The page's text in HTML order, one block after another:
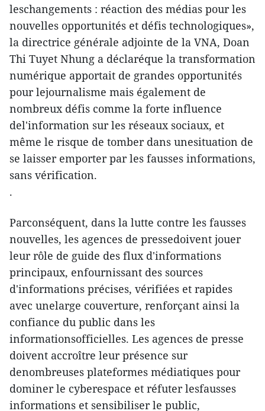
leschangements : réaction des médias pour les
nouvelles opportunités et défis technologiques»,
la directrice générale adjointe de la VNA, Doan
Thi Tuyet Nhung a déclaréque la transformation
numérique apportait de grandes opportunités
pour lejournalisme mais également de
nombreux défis comme la forte influence
del'information sur les réseaux sociaux, et
même le risque de tomber dans unesituation de
se laisser emporter par les fausses informations,
sans vérification.
.
Parconséquent, dans la lutte contre les fausses
nouvelles, les agences de pressedoivent jouer
leur rôle de guide des flux d'informations
principaux, enfournissant des sources
d'informations précises, vérifiées et rapides
avec unelarge couverture, renforçant ainsi la
confiance du public dans les
informationsofficielles. Les agences de presse
doivent accroître leur présence sur
denombreuses plateformes médiatiques pour
dominer le cyberespace et réfuter lesfausses
informations et sensibiliser le public,